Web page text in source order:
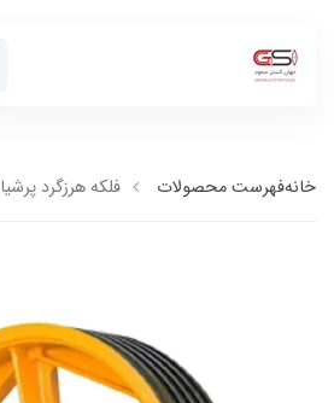
خانهفهرست محصولات فلکه هرزگرد پرشیا 40-4 شیار